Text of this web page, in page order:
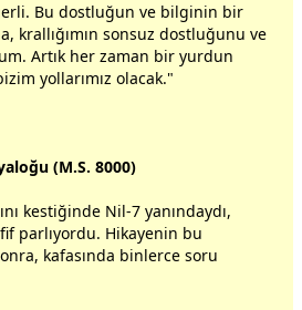
Bu dostluğun ve bilginin bir
krallığımın sonsuz dostluğunu ve
Artık her zaman bir yurdun
yollarımız olacak."
(M.S. 8000)
kestiğinde Nil-7 yanındaydı,
parlıyordu. Hikayenin bu
kafasında binlerce soru